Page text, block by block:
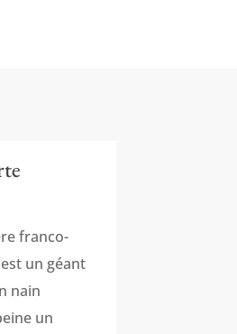
franco-
un géant
nain
un